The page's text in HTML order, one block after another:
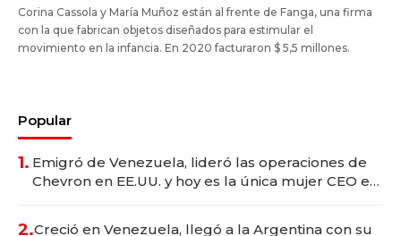
Corina Cassola y María Muñoz están al frente de Fanga, una firma
con la que fabrican objetos diseñados para estimular el
movimiento en la infancia. En 2020 facturaron $ 5,5 millones.
Popular
1. Emigró de Venezuela, lideró las operaciones de
Chevron en EE.UU. y hoy es la única mujer CEO en
2.Creció en Venezuela, llegó a la Argentina con su